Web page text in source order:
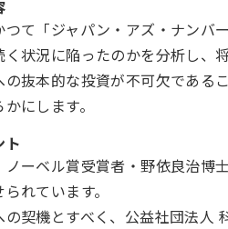
つて「ジャパン・アズ・ナンバ
く状況に陥ったのかを分析し、
の抜本的な投資が不可欠である
にします。
ト
ノーベル賞受賞者・野依良治博
れています。
の契機とすべく、公益社団法人